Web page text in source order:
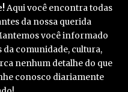
Aqui você encontra todas
da nossa querida
você informado
da comunidade, cultura,
nenhum detalhe do que
conosco diariamente